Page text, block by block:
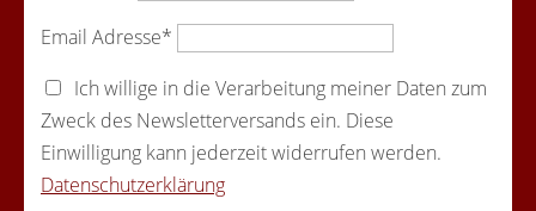
Email Adresse*
Ich willige in die Verarbeitung meiner Daten zum
Zweck des Newsletterversands ein. Diese
Einwilligung kann jederzeit widerrufen werden.
Datenschutzerklärung